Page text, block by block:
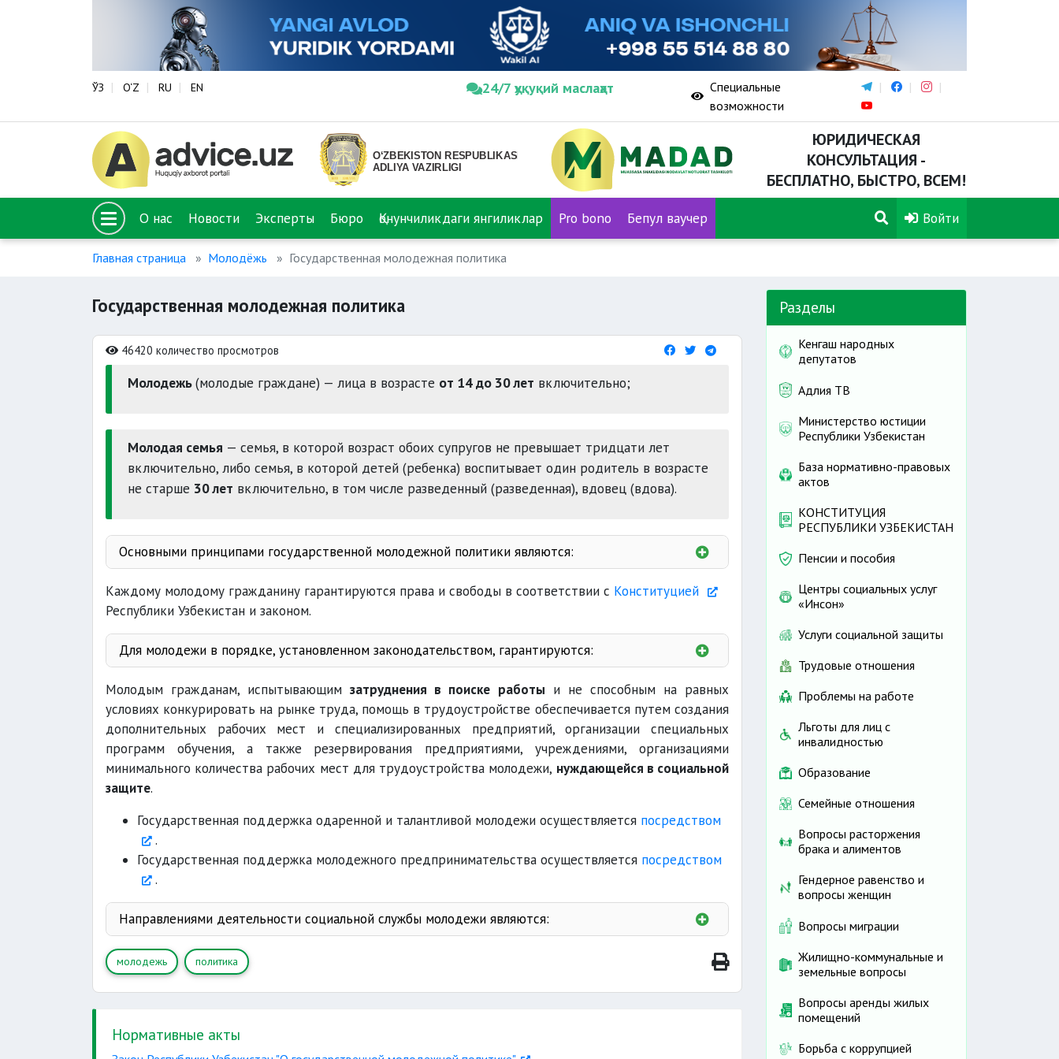
ЎЗ O‘Z RU EN 24/7 ҳуқуқий маслаҳат
Специальные
возможности
ЮРИДИЧЕСКАЯ
КОНСУЛЬТАЦИЯ -
БЕСПЛАТНО, БЫСТРО, ВСЕМ!
О нас Новости Эксперты Бюро Қонунчиликдаги янгиликлар Pro bono Бепул ваучер Войти
Главная страница Молодёжь Государственная молодежная политика
Государственная молодежная политика
46420 количество просмотров
Молодежь(молодые граждане) — лица в возрасте от 14 до 30 лет включительно;
Молодая семья — семья, в которой возраст обоих супругов не превышает тридцати лет
включительно, либо семья, в которой детей (ребенка) воспитывает один родитель в возрасте
не старше 30 лет включительно, в том числе разведенный (разведенная), вдовец (вдова).
Основными принципами государственной молодежной политики являются:
Каждому молодому гражданину гарантируются права и свободы в соответствии с Конституцией
Республики Узбекистан и законом.
Для молодежи в порядке, установленном законодательством, гарантируются:
другое
Молодым гражданам, испытывающимзатруднения в поиске работы и не способным на равных
условиях конкурировать на рынке труда, помощь в трудоустройстве обеспечивается путем создания
дополнительных рабочих мест и специализированных предприятий, организации специальных
программ обучения, а также резервирования предприятиями, учреждениями, организациями
минимального количества рабочих мест для трудоустройства молодежи, нуждающейся в социальной
защите.
Государственная поддержка одаренной и талантливой молодежи осуществляется посредством
.
Государственная поддержка молодежного предпринимательства осуществляется посредством
.
Направлениями деятельности социальной службы молодежи являются:
молодежь политика
Нормативные акты
Разделы
Кенгаш народных
депутатов
Адлия ТВ
Министерство юстиции
Республики Узбекистан
База нормативно-правовых
актов
КОНСТИТУЦИЯ
РЕСПУБЛИКИ УЗБЕКИСТАН
Пенсии и пособия
Центры социальных услуг
«Инсон»
Услуги социальной защиты
Трудовые отношения
Проблемы на работе
Льготы для лиц с
инвалидностью
Образование
Семейные отношения
Вопросы расторжения
брака и алиментов
Гендерное равенство и
вопросы женщин
Вопросы миграции
Жилищно-коммунальные и
земельные вопросы
Вопросы аренды жилых
помещений
Борьба с коррупцией